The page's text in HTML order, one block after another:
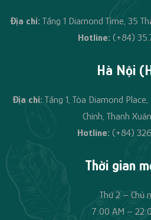
Địa chỉ: Tầng 1 Diamond Time, 35
Hotline: (+84)
Hà Nội
Địa chỉ:Tầng 1, Tòa Diamond
Chính, Thanh
Hotline: (+84)
Thời gian
Thứ 2 – Chủ
7:00 AM –